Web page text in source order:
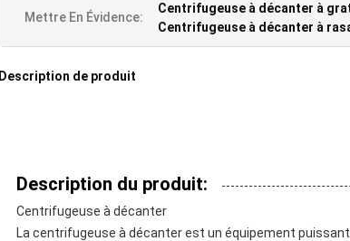
Mettre En Évidence:
Centrifugeuse à décanter à
Centrifugeuse à décanter à
Description de produit
Description du produit:
Centrifugeuse à décanter
La centrifugeuse à décanter est un équipement